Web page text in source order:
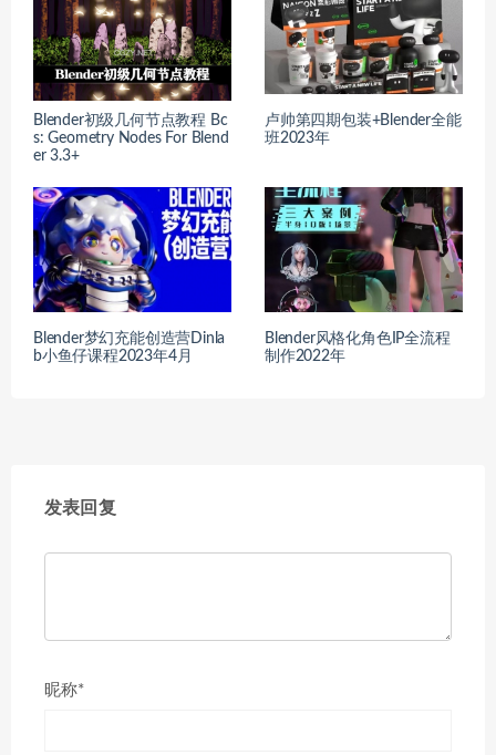
Blender初级几何节点教程 Bc
s: Geometry Nodes For Blend
er 3.3+
卢帅第四期包装+Blender全能
班2023年
Blender梦幻充能创造营Dinla
b小鱼仔课程2023年4月
Blender风格化角色IP全流程
制作2022年
发表回复
昵称*